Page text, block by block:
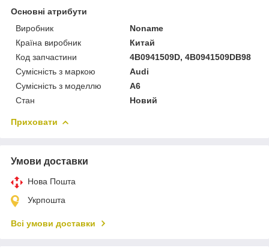
Основні атрибути
Виробник
Noname
Країна виробник
Китай
Код запчастини
4B0941509D, 4B0941509DB98
Сумісність з маркою
Audi
Сумісність з моделлю
A6
Стан
Новий
Приховати
Умови доставки
Нова Пошта
Укрпошта
Всі умови доставки